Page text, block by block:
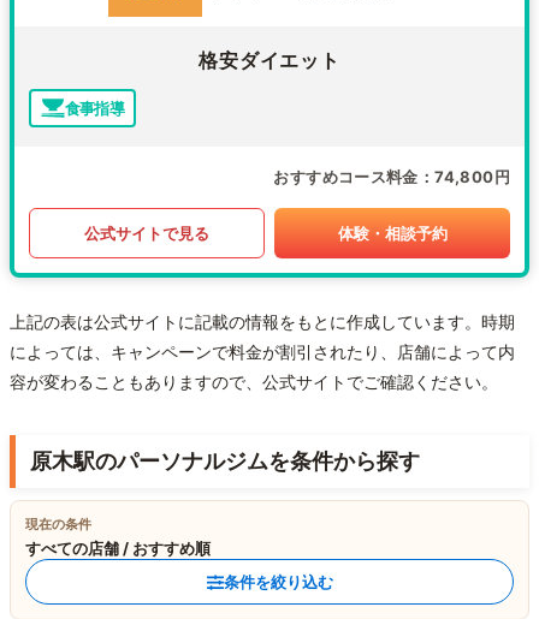
格安ダイエット
食事指導
おすすめコース料金 74,800円
公式サイトで見る 体験・相談予約
上記の表は公式サイトに記載の情報をもとに作成しています。時期
によっては、キャンペーンで料金が割引されたり、店舗によって内
容が変わることもありますので、公式サイトでご確認ください。
原木駅のパーソナルジムを条件から探す
現在の条件
すべての店舗 / おすすめ順
条件を絞り込む